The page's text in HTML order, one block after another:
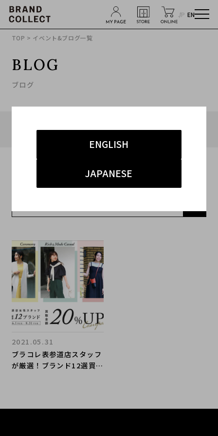
JP EN
ENGLISH
JAPANESE
TOP > イベント&ブログ一覧
BLOG
ブログ
ブラコレ表参道店スタッフ
が厳選！ブランド12選買取
2021.05.31